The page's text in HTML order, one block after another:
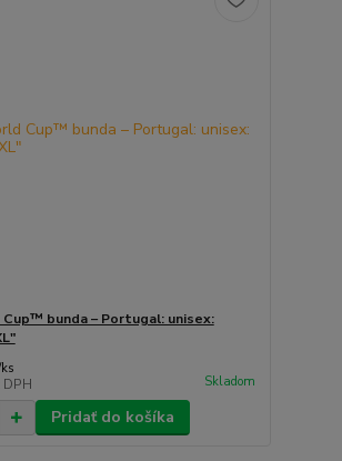
Cup™ bunda – Portugal: unisex:
ks
Skladom
Pridať do košíka